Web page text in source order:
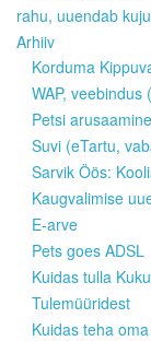
rahu, uuendab
Arhiiv
Korduma
WAP, veebindus
Petsi
Suvi (eTartu,
Sarvik Öös:
Kaugvalimise
E-arve
Pets goes ADSL
Kuidas tulla
Tulemüüridest
Kuidas teha